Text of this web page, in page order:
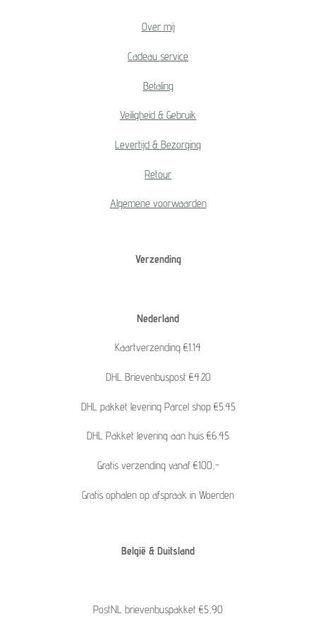
Over mij
Cadeau service
Betaling
Veiligheid & Gebruik
Levertijd & Bezorging
Retour
Algemene voorwaarden
Verzending
Nederland
Kaartverzending €1.14
DHL Brievenbuspost €4.20
DHL pakket levering Parcel shop €5.45
DHL Pakket levering aan huis €6.45
Gratis verzending vanaf €100,-
Gratis ophalen op afspraak in Woerden
België & Duitsland
PostNL brievenbuspakket €5,90